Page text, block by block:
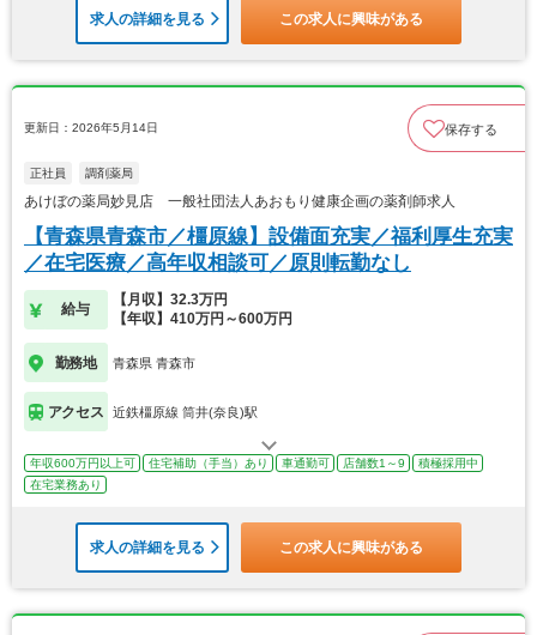
求人の詳細を見る この求人に興味がある
更新日：2026年5月14日 保存する
正社員 調剤薬局
あけぼの薬局妙見店 一般社団法人あおもり健康企画の薬剤師求人
【青森県青森市／橿原線】設備面充実／福利厚生充実
／在宅医療／高年収相談可／原則転勤なし
給与
【月収】32.3万円
【年収】410万円～600万円
勤務地 青森県 青森市
アクセス 近鉄橿原線 筒井(奈良)駅
年収600万円以上可 住宅補助（手当）あり 車通勤可 店舗数1～9
積極採用中
在宅業務あり
求人の詳細を見る この求人に興味がある